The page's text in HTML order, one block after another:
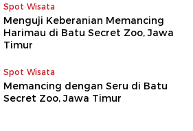
Spot Wisata
Menguji Keberanian Memancing
Harimau di Batu Secret Zoo, Jawa
Timur
Spot Wisata
Memancing dengan Seru di Batu
Secret Zoo, Jawa Timur